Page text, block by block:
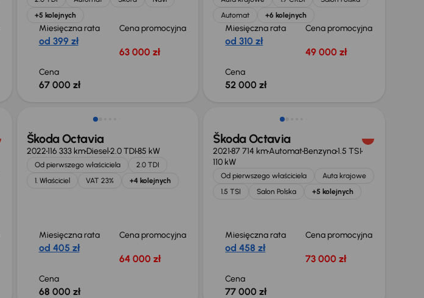
+5 kolejnych
Miesięczna rata
od 399 zł
Cena promocyjna
63 000 zł
Cena
67 000 zł
Automat
+6 kolejnych
Miesięczna rata
od 310 zł
Cena promocyjna
49 000 zł
Cena
52 000 zł
Możliwość odliczenia VAT
Škoda Octavia
2022116 333 kmDiesel2.0 TDI85 kW
Od pierwszego właściciela
2.0 TDI
1. Właściciel
VAT 23% +4 kolejnych
Miesięczna rata
od 405 zł
Cena promocyjna
64 000 zł
Cena
68 000 zł
Możliwość odliczenia VAT
Škoda Octavia
202187 714 kmAutomatBenzyna1.5 TSI
110 kW
Od pierwszego właściciela
Auta krajowe
1.5 TSI
Salon Polska +5 kolejnych
Miesięczna rata
od 458 zł
Cena promocyjna
73 000 zł
Cena
77 000 zł